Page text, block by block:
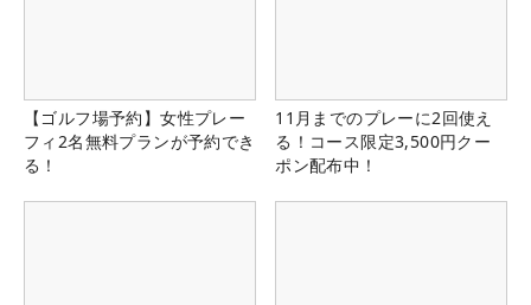
【ゴルフ場予約】女性プレー
フィ2名無料プランが予約でき
る！
11月までのプレーに2回使え
る！コース限定3,500円クー
ポン配布中！